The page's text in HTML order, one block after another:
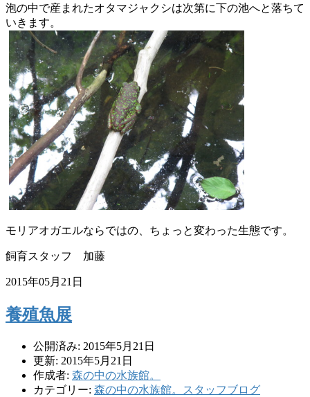
泡の中で産まれたオタマジャクシは次第に下の池へと落ちて
いきま す。
モリアオガエルならではの、ちょっと変わった生態です。
飼育スタッフ 加藤
2015年05月21日
養殖魚展
公開済み: 2015年5月21日
更新: 2015年5月21日
作成者: 森の中の水族館。
カテゴリー: 森の中の水族館。スタッフブログ